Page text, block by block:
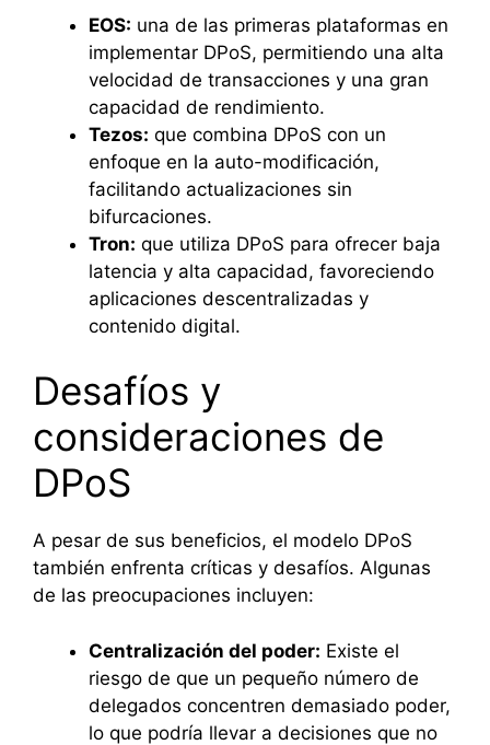
EOS: una de las primeras plataformas en
implementar DPoS, permitiendo una alta
velocidad de transacciones y una gran
capacidad de rendimiento.
Tezos: que combina DPoS con un
enfoque en la auto-modificación,
facilitando actualizaciones sin
bifurcaciones.
Tron: que utiliza DPoS para ofrecer baja
latencia y alta capacidad, favoreciendo
aplicaciones descentralizadas y
contenido digital.
Desafíos y
consideraciones de
DPoS
A pesar de sus beneficios, el modelo DPoS
también enfrenta críticas y desafíos. Algunas
de las preocupaciones incluyen:
Centralización del poder: Existe el
riesgo de que un pequeño número de
delegados concentren demasiado poder,
lo que podría llevar a decisiones que no